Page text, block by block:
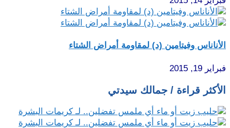
الأناناس وفيتامين (د) لمقاومة أمراض الشتاء
فبراير 19, 2015
الأكثر قراءة / جمالك سيدتي